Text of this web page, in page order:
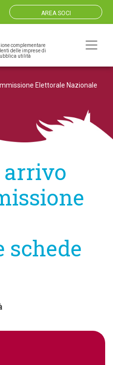
AREA SOCI
complementare
delle imprese di
utilità
Elettorale Nazionale
arrivo
schede